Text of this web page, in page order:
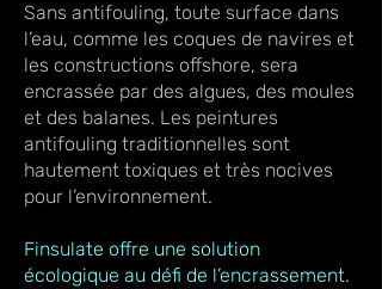
Sans antifouling, toute surface dans
l’eau, comme les coques de navires et
les constructions offshore, sera
encrassée par des algues, des moules
et des balanes. Les peintures
antifouling traditionnelles sont
hautement toxiques et très nocives
pour l’environnement.
Finsulate offre une solution
écologique au défi de l’encrassement.